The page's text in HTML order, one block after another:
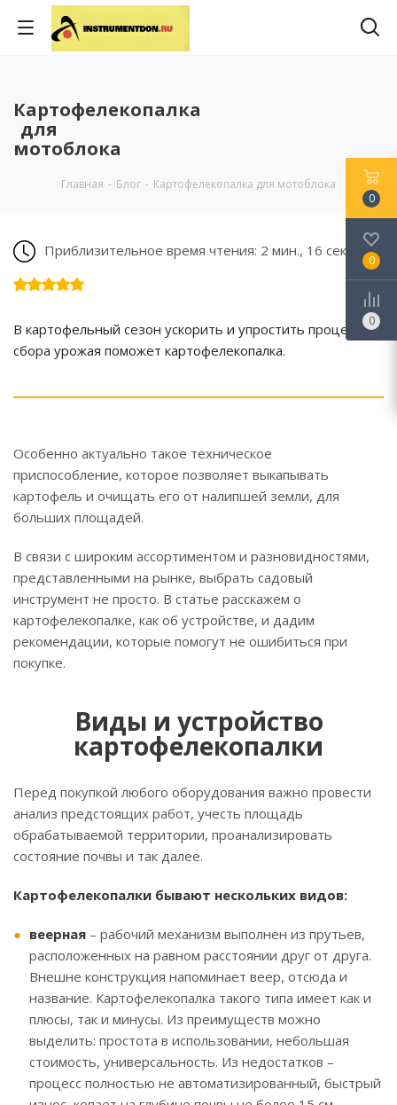
Картофелекопалка
для
мотоблока
Главная - Блог - Картофелекопалка для мотоблока
Приблизительное время чтения: 2 мин., 16 сек.
В картофельный сезон ускорить и упростить процесс
сбора урожая поможет картофелекопалка.
Особенно актуально такое техническое
приспособление, которое позволяет выкапывать
картофель и очищать его от налипшей земли, для
больших площадей.
В связи с широким ассортиментом и разновидностями,
представленными на рынке, выбрать садовый
инструмент не просто. В статье расскажем о
картофелекопалке, как об устройстве, и дадим
рекомендации, которые помогут не ошибиться при
покупке.
Виды и устройство
картофелекопалки
Перед покупкой любого оборудования важно провести
анализ предстоящих работ, учесть площадь
обрабатываемой территории, проанализировать
состояние почвы и так далее.
Картофелекопалки бывают нескольких видов:
веерная – рабочий механизм выполнен из прутьев,
расположенных на равном расстоянии друг от друга.
Внешне конструкция напоминает веер, отсюда и
название. Картофелекопалка такого типа имеет как и
плюсы, так и минусы. Из преимуществ можно
выделить: простота в использовании, небольшая
стоимость, универсальность. Из недостатков –
процесс полностью не автоматизированный, быстрый
0
0
0